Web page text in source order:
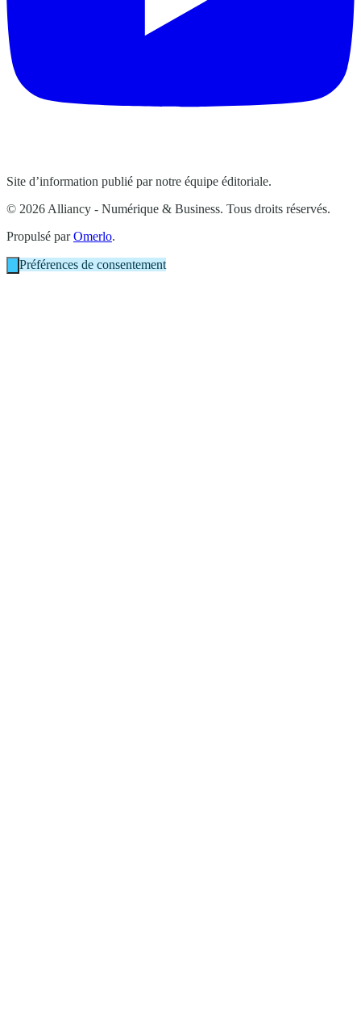
Site d’information publié par notre équipe éditoriale.
© 2026 Alliancy - Numérique & Business. Tous droits réservés.
Propulsé parOmerlo.
Préférences de consentement